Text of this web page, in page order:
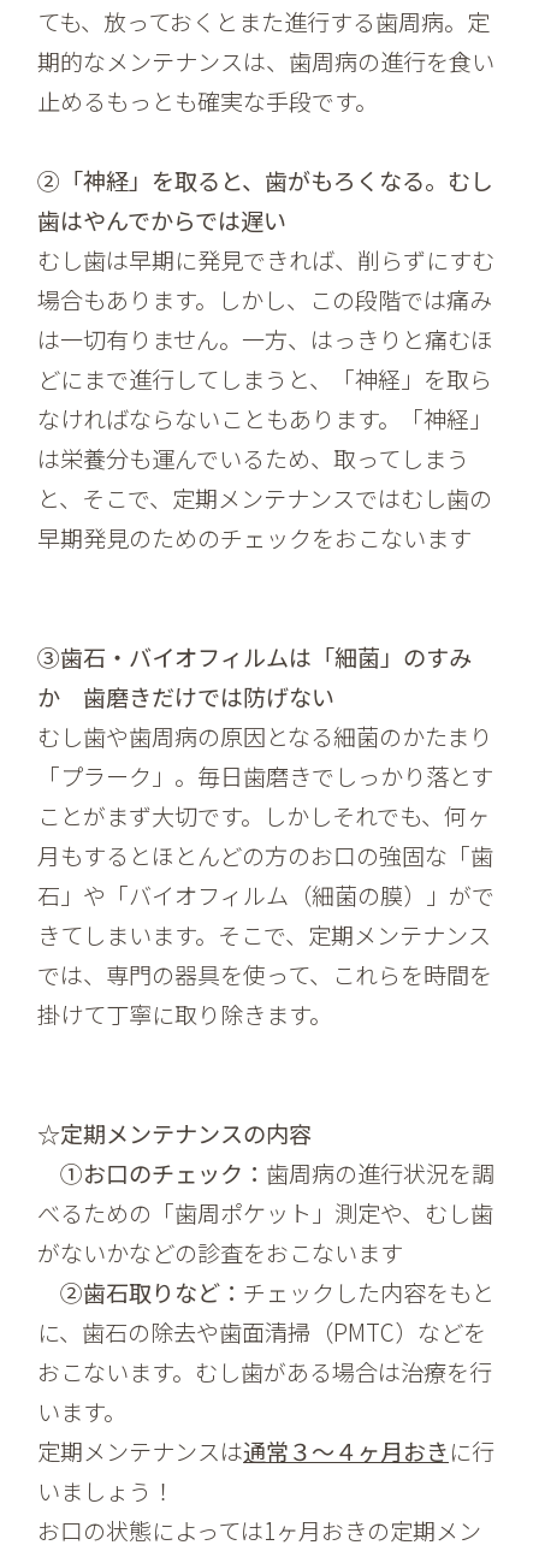
ても、放っておくとまた進行する歯周病。定
期的なメンテナンスは、歯周病の進行を食い
止めるもっとも確実な手段です。
②「神経」を取ると、歯がもろくなる。むし
歯はやんでからでは遅い
むし歯は早期に発見できれば、削らずにすむ
場合もあります。しかし、この段階では痛み
は一切有りません。一方、はっきりと痛むほ
どにまで進行してしまうと、「神経」を取ら
なければならないこともあります。「神経」
は栄養分も運んでいるため、取ってしまう
と、そこで、定期メンテナンスではむし歯の
早期発見のためのチェックをおこないます
③歯石・バイオフィルムは「細菌」のすみ
か 歯磨きだけでは防げない
むし歯や歯周病の原因となる細菌のかたまり
「プラーク」。毎日歯磨きでしっかり落とす
ことがまず大切です。しかしそれでも、何ヶ
月もするとほとんどの方のお口の強固な「歯
石」や「バイオフィルム（細菌の膜）」がで
きてしまいます。そこで、定期メンテナンス
では、専門の器具を使って、これらを時間を
掛けて丁寧に取り除きます。
☆定期メンテナンスの内容
①お口のチェック： 歯周病の進行状況を調
べるための「歯周ポケット」測定や、むし歯
がないかなどの診査をおこないます
②歯石取りなど： チェックした内容をもと
に、歯石の除去や歯面清掃（PMTC）などを
おこないます。むし歯がある場合は治療を行
います。
定期メンテナンスは通常３～４ヶ月おきに行
いましょう！
お口の状態によっては1ヶ月おきの定期メン